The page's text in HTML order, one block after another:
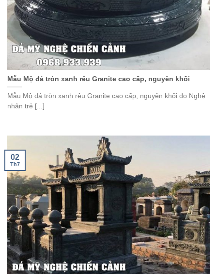
Mẫu Mộ đá tròn xanh rêu Granite cao cấp, nguyên khối
Mẫu Mộ đá tròn xanh rêu Granite cao cấp, nguyên khối do Nghệ
nhân trẻ [...]
02
Th7